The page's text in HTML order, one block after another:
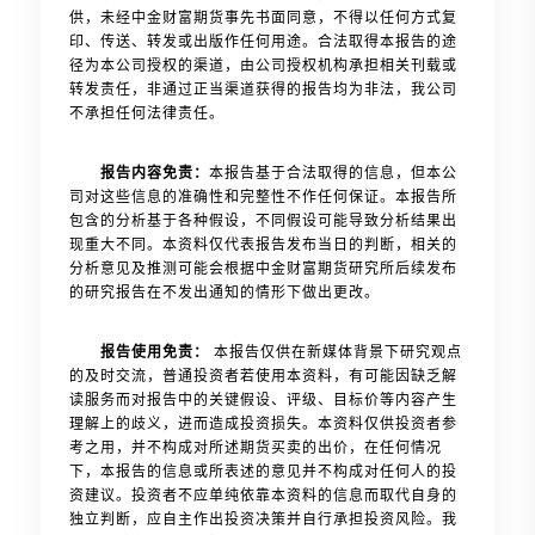
供，未经中金财富期货事先书面同意，不得以任何方式复
印、传送、转发或出版作任何用途。合法取得本报告的途
径为本公司授权的渠道，由公司授权机构承担相关刊载或
转发责任，非通过正当渠道获得的报告均为非法，我公司
不承担任何法律责任。
报告内容免责：本报告基于合法取得的信息，但本公
司对这些信息的准确性和完整性不作任何保证。本报告所
包含的分析基于各种假设，不同假设可能导致分析结果出
现重大不同。本资料仅代表报告发布当日的判断，相关的
分析意见及推测可能会根据中金财富期货研究所后续发布
的研究报告在不发出通知的情形下做出更改。
报告使用免责：
本报告仅供在新媒体背景下研究观点
的及时交流，普通投资者若使用本资料，有可能因缺乏解
读服务而对报告中的关键假设、评级、目标价等内容产生
理解上的歧义，进而造成投资损失。本资料仅供投资者参
考之用，并不构成对所述期货买卖的出价，在任何情况
下，本报告的信息或所表述的意见并不构成对任何人的投
资建议。投资者不应单纯依靠本资料的信息而取代自身的
独立判断，应自主作出投资决策并自行承担投资风险。我